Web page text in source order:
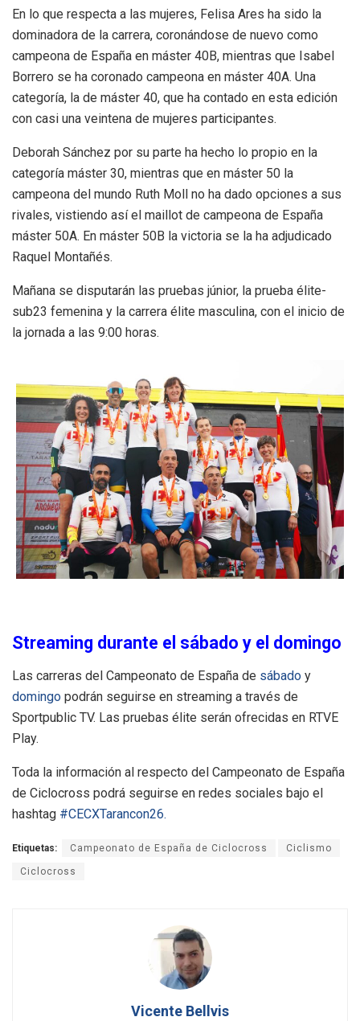
En lo que respecta a las mujeres, Felisa Ares ha sido la
dominadora de la carrera, coronándose de nuevo como
campeona de España en máster 40B, mientras que Isabel
Borrero se ha coronado campeona en máster 40A. Una
categoría, la de máster 40, que ha contado en esta edición
con casi una veintena de mujeres participantes.
Deborah Sánchez por su parte ha hecho lo propio en la
categoría máster 30, mientras que en máster 50 la
campeona del mundo Ruth Moll no ha dado opciones a sus
rivales, vistiendo así el maillot de campeona de España
máster 50A. En máster 50B la victoria se la ha adjudicado
Raquel Montañés.
Mañana se disputarán las pruebas júnior, la prueba élite-
sub23 femenina y la carrera élite masculina, con el inicio de
la jornada a las 9:00 horas.
Streaming durante el sábado y el domingo
Las carreras del Campeonato de España de sábado y
domingo podrán seguirse en streaming a través de
Sportpublic TV. Las pruebas élite serán ofrecidas en RTVE
Play.
Toda la información al respecto del Campeonato de España
de Ciclocross podrá seguirse en redes sociales bajo el
hashtag #CECXTarancon26.
Etiquetas: Campeonato de España de Ciclocross Ciclismo
Ciclocross
Vicente Bellvis